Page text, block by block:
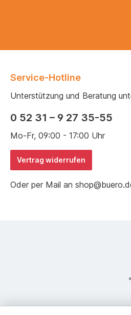
Service-Hotline
Unterstützung und Beratung
0 52 31 – 9 27 35-55
Mo-Fr, 09:00 - 17:00 Uhr
Vertrag widerrufen
Oder per Mail an